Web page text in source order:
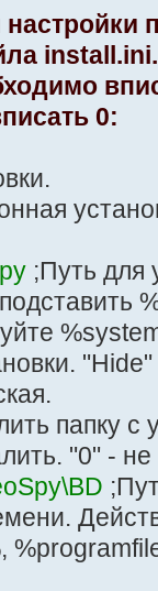
0:
;Путь для
папку
"0" - не